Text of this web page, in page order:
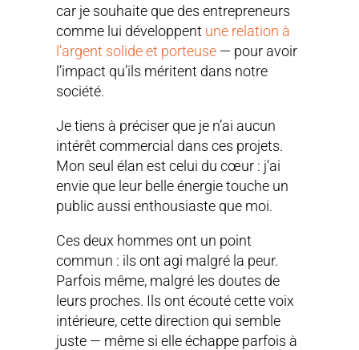
car je souhaite que des entrepreneurs
comme lui développent une relation à
l’argent solide et porteuse — pour avoir
l’impact qu’ils méritent dans notre
société.
Je tiens à préciser que je n’ai aucun
intérêt commercial dans ces projets.
Mon seul élan est celui du cœur : j’ai
envie que leur belle énergie touche un
public aussi enthousiaste que moi.
Ces deux hommes ont un point
commun : ils ont agi malgré la peur.
Parfois même, malgré les doutes de
leurs proches. Ils ont écouté cette voix
intérieure, cette direction qui semble
juste — même si elle échappe parfois à